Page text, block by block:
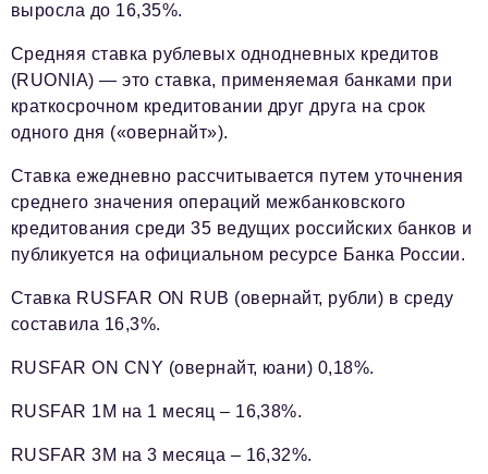
выросла до 16,35%.
Средняя ставка рублевых однодневных кредитов
(RUONIA) — это ставка, применяемая банками при
краткосрочном кредитовании друг друга на срок
одного дня («овернайт»).
Ставка ежедневно рассчитывается путем уточнения
среднего значения операций межбанковского
кредитования среди 35 ведущих российских банков и
публикуется на официальном ресурсе Банка России.
Ставка RUSFAR ON RUB (овернайт, рубли) в среду
составила 16,3%.
RUSFAR ON CNY (овернайт, юани) 0,18%.
RUSFAR 1М на 1 месяц – 16,38%.
RUSFAR 3М на 3 месяца – 16,32%.